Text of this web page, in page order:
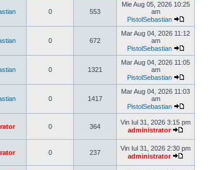
0 553
Mie Aug 05, 2026 10:25
am
PistolSebastian
Vezi
ultimul
0 672
Mar Aug 04, 2026 11:12
am
PistolSebastian
Vezi
ultimul
0 1321
Mar Aug 04, 2026 11:05
am
PistolSebastian
Vezi
ultimul
0 1417
Mar Aug 04, 2026 11:03
am
PistolSebastian
Vezi
ultimul
mesaj
0 364
Vin Iul 31, 2026 3:15 pm
administrator
mesaj
0 237
Vin Iul 31, 2026 2:30 pm
administrator